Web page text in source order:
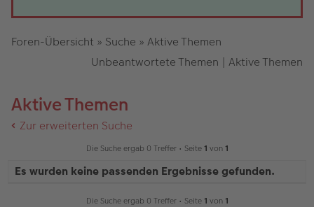
Foren-Übersicht » Suche » Aktive Themen
Unbeantwortete Themen | Aktive Themen
Aktive Themen
Zur erweiterten Suche
Die Suche ergab 0 Treffer • Seite 1 von 1
Es wurden keine passenden Ergebnisse gefunden.
Die Suche ergab 0 Treffer • Seite 1 von 1